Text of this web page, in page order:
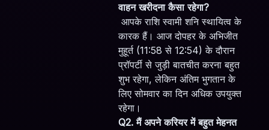
वाहन खरीदना कैसा रहेगा?
आपके राशि स्वामी शनि स्थायित्व के
कारक हैं। आज दोपहर के अभिजीत
मुहूर्त (11:58 से 12:54) के दौरान
प्रॉपर्टी से जुड़ी बातचीत करना बहुत
शुभ रहेगा, लेकिन अंतिम भुगतान के
लिए सोमवार का दिन अधिक उपयुक्त
रहेगा।
Q2. मैं अपने करियर में बहुत मेहनत